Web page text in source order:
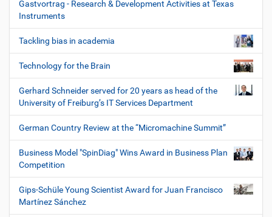
Gastvortrag - Research & Development Activities at Texas
Instruments
Tackling bias in academia
Technology for the Brain
Gerhard Schneider served for 20 years as head of the
University of Freiburg’s IT Services Department
German Country Review at the “Micromachine Summit”
Business Model "SpinDiag" Wins Award in Business Plan
Competition
Gips-Schüle Young Scientist Award for Juan Francisco
Martínez Sánchez